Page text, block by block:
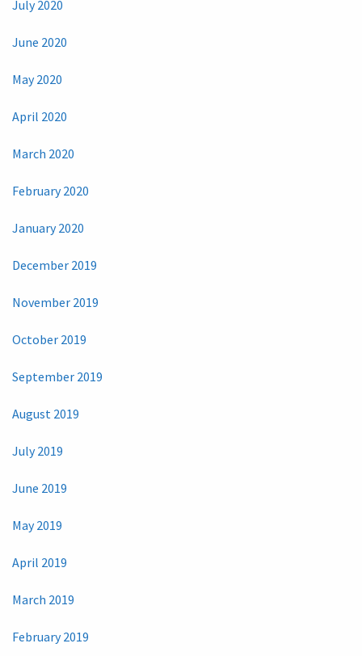
July 2020
June 2020
May 2020
April 2020
March 2020
February 2020
January 2020
December 2019
November 2019
October 2019
September 2019
August 2019
July 2019
June 2019
May 2019
April 2019
March 2019
February 2019